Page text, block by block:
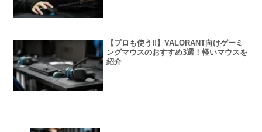
【プロも使う!!】VALORANT向けゲーミ
ングマウスのおすすめ3選！軽いマウスを
紹介